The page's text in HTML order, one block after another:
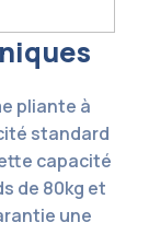
pliante à
standard
capacité
de 80kg et
une